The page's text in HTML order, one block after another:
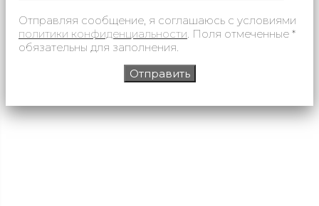
Отправляя сообщение, я соглашаюсь с условиями
политики конфиденциальности. Поля отмеченные *
обязательны для заполнения.